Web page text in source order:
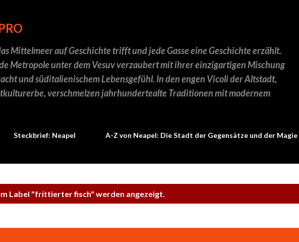
Mittelmeer auf Geschichte trifft und jede Gasse eine Geschichte erzählt.
Metropole unter dem Vesuv verzaubert mit ihrer einzigartigen Mischung
und süditalienischem Lebensgefühl. In den engen Vicoli der Altstadt,
verschmelzen jahrhundertealte Traditionen mit modernem
Steckbrief: Neapel A-Z von Neapel: Die Stadt der Gegensätze und der Magie
Label "frittierter fisch" werden angezeigt.